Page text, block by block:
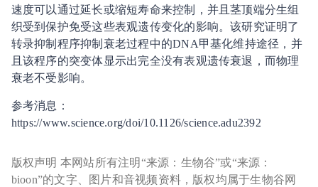
速度可以通过延长或缩短寿命来控制，并且茎顶端分生组
织受到保护免受这些表观遗传变化的影响。该研究证明了
转录抑制程序抑制衰老过程中的DNA甲基化维持途径，并
且该程序的突变体显示出完全没有表观遗传衰退，而物理
衰老不受影响。
参考消息：
https://www.science.org/doi/10.1126/science.adu2392
版权声明 本网站所有注明“来源：生物谷”或“来源：
bioon”的文字、图片和音视频资料，版权均属于生物谷网